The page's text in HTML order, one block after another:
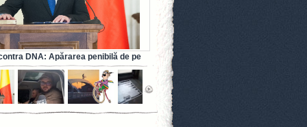
DNA: Apărarea penibilă de pe
fostului ministru al Sănătății (VIDEO)